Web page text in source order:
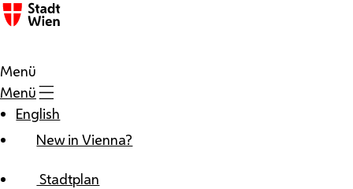
Zum Inhalt
Menü
Menü
English
New in Vienna?
Stadtplan